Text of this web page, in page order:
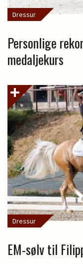
Dressur
Personlige
medaljekurs
Dressur
EM-sølv til